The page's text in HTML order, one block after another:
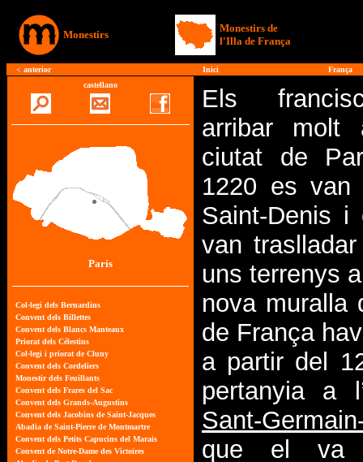
Monestirs
Monestirs de
l'Illa de França
< anterior Inici
França
castellano
París
Els
arribar
ciutat de
1220 es van
Saint-Denis i
van
uns terrenys
nova muralla
de França
a partir del
pertanyia a
Sant-
que el va